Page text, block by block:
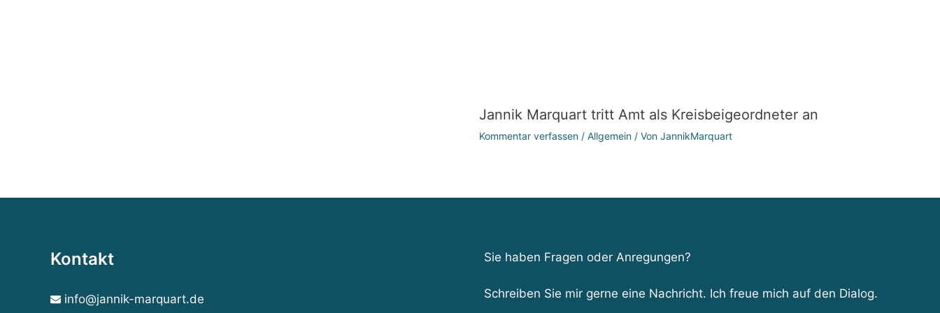
Jannik Marquart tritt Amt als Kreisbeigeordneter an
Kommentar verfassen / Allgemein/ Von JannikMarquart
Kontakt
info@jannik-marquart.de
Sie haben Fragen oder Anregungen?
Schreiben Sie mir gerne eine Nachricht. Ich freue mich auf den Dialog.